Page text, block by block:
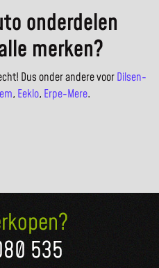
onderdelen
merken?
Dus onder andere voorDilsen-
, Eeklo, Erpe-Mere.
535